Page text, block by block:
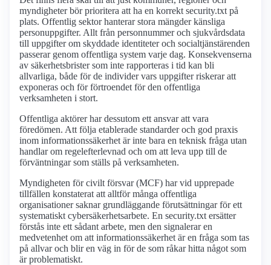
myndigheter bör prioritera att ha en korrekt security.txt på
plats. Offentlig sektor hanterar stora mängder känsliga
personuppgifter. Allt från personnummer och sjukvårdsdata
till uppgifter om skyddade identiteter och socialtjänstärenden
passerar genom offentliga system varje dag. Konsekvenserna
av säkerhetsbrister som inte rapporteras i tid kan bli
allvarliga, både för de individer vars uppgifter riskerar att
exponeras och för förtroendet för den offentliga
verksamheten i stort.
Offentliga aktörer har dessutom ett ansvar att vara
föredömen. Att följa etablerade standarder och god praxis
inom informationssäkerhet är inte bara en teknisk fråga utan
handlar om regelefterlevnad och om att leva upp till de
förväntningar som ställs på verksamheten.
Myndigheten för civilt försvar (MCF) har vid upprepade
tillfällen konstaterat att alltför många offentliga
organisationer saknar grundläggande förutsättningar för ett
systematiskt cybersäkerhetsarbete. En security.txt ersätter
förstås inte ett sådant arbete, men den signalerar en
medvetenhet om att informationssäkerhet är en fråga som tas
på allvar och blir en väg in för de som råkar hitta något som
är problematiskt.